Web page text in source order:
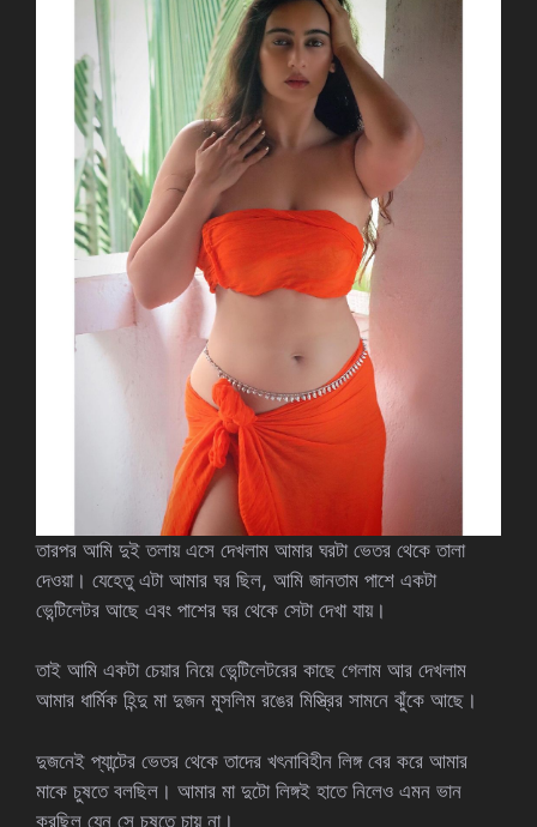
তারপর আমি দুই তলায় এসে দেখলাম আমার ঘরটা ভেতর থেকে তালা
দেওয়া। যেহেতু এটা আমার ঘর ছিল, আমি জানতাম পাশে একটা
ভেন্টিলেটর আছে এবং পাশের ঘর থেকে সেটা দেখা যায়।
তাই আমি একটা চেয়ার নিয়ে ভেন্টিলেটরের কাছে গেলাম আর দেখলাম
আমার ধার্মিক হিন্দু মা দুজন মুসলিম রঙের মিস্ত্রির সামনে ঝুঁকে আছে।
দুজনেই প্যান্টের ভেতর থেকে তাদের খৎনাবিহীন লিঙ্গ বের করে আমার
মাকে চুষতে বলছিল। আমার মা দুটো লিঙ্গই হাতে নিলেও এমন ভান
করছিল যেন সে চুষতে চায় না।